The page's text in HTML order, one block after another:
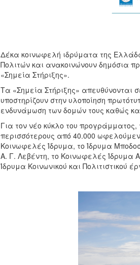
Δέκα κοινωφελή ιδρύματα της
Πολιτών και ανακοινώνουν δημόσια
«Σημεία Στήριξης».
Τα «Σημεία Στήριξης» απευθύνονται
υποστηρίζουν στην υλοποίηση
ενδυνάμωση των δομών τους καθώς
Για τον νέο κύκλο του προγράμματος,
περισσότερους από 40.000
Κοινωφελές Ίδρυμα, το Ίδρυμα
Α. Γ. Λεβέντη, το Κοινωφελές Ίδρυμα
Ίδρυμα Κοινωνικού και Πολιτιστικού